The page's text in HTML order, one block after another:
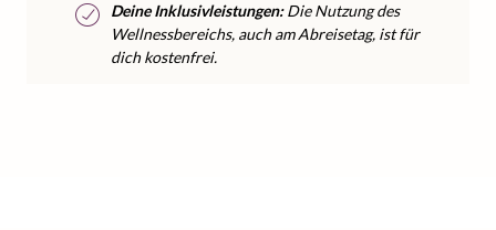
Deine Inklusivleistungen:Die Nutzung des
Wellnessbereichs, auch am Abreisetag, ist für
dich kostenfrei.